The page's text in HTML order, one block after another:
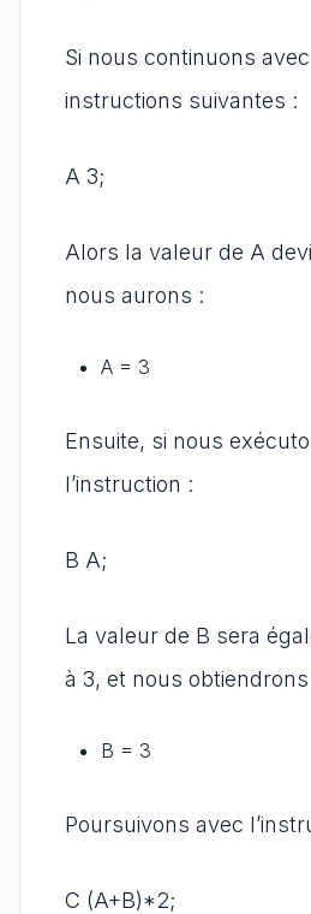
Si nous continuons
instructions suivantes :
A 3;
Alors la valeur de A
nous aurons :
A = 3
Ensuite, si nous
l’instruction :
B A;
La valeur de B sera
à 3, et nous
B = 3
Poursuivons avec
C (A+B)*2;